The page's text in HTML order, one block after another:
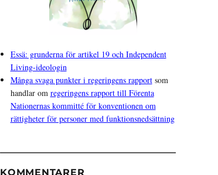
Essä: grunderna för artikel 19 och Independent
Living-ideologin
Många svaga punkter i regeringens rapportsom
handlar om regeringens rapport till Förenta
Nationernas kommitté för konventionen om
rättigheter för personer med funktionsnedsättning
KOMMENTARER